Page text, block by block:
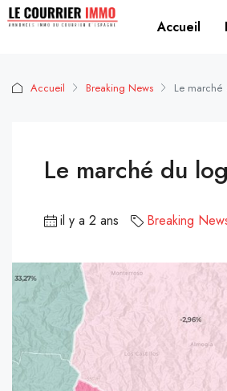
Accueil
Accueil Breaking News Le
Le marché du
il y a 2 ans Breaking